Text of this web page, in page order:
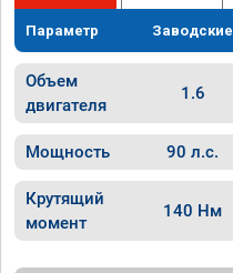
Параметр Заводские
Объем
двигателя
1.6
Мощность 90 л.с.
Крутящий
момент
140 Нм